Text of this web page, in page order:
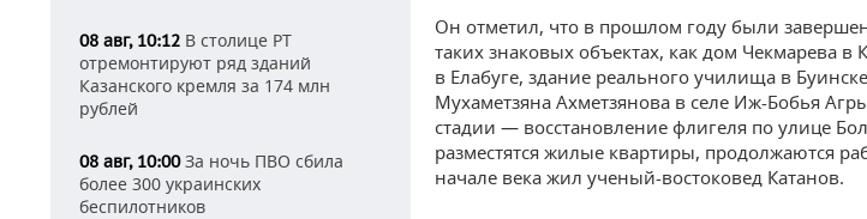
08 авг, 10:12 В столице РТ
отремонтируют ряд зданий
Казанского кремля за 174 млн
рублей
08 авг, 10:00За ночь ПВО сбила
более 300 украинских
беспилотников
Он отметил, что в прошлом году были
таких знаковых объектах, как дом Чекмарева
в Елабуге, здание реального училища в
Мухаметзяна Ахметзянова в селе Иж-Бобья
стадии — восстановление флигеля по улице
разместятся жилые квартиры, продолжаются
начале века жил ученый-востоковед Катанов.